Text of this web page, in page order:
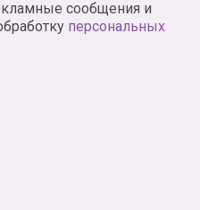
сообщения и
персональных